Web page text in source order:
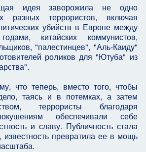
идея заворожила не одно
разных террористов, включая
убийств в Европе между
китайских коммунистов,
"палестинцев", "Аль-Каиду"
роликов для "Ютуба" из
что теперь, вместо того, чтобы
таясь и в потемках, а затем
террористы благодаря
обеспечивали себе
и славу. Публичность стала
известность превратила ее в мощь